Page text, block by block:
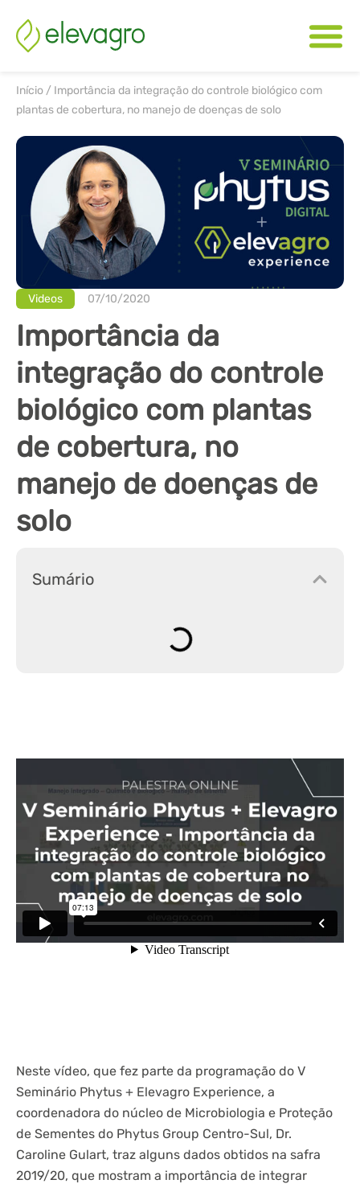
Início / Importância da integração do controle biológico com
plantas de cobertura, no manejo de doenças de solo
Videos 07/10/2020
Importância da
integração do controle
biológico com plantas
de cobertura, no
manejo de doenças de
solo
Sumário
Neste vídeo, que fez parte da programação do V
Seminário Phytus + Elevagro Experience, a
coordenadora do núcleo de Microbiologia e Proteção
de Sementes do Phytus Group Centro-Sul, Dr.
Caroline Gulart, traz alguns dados obtidos na safra
2019/20, que mostram a importância de integrar